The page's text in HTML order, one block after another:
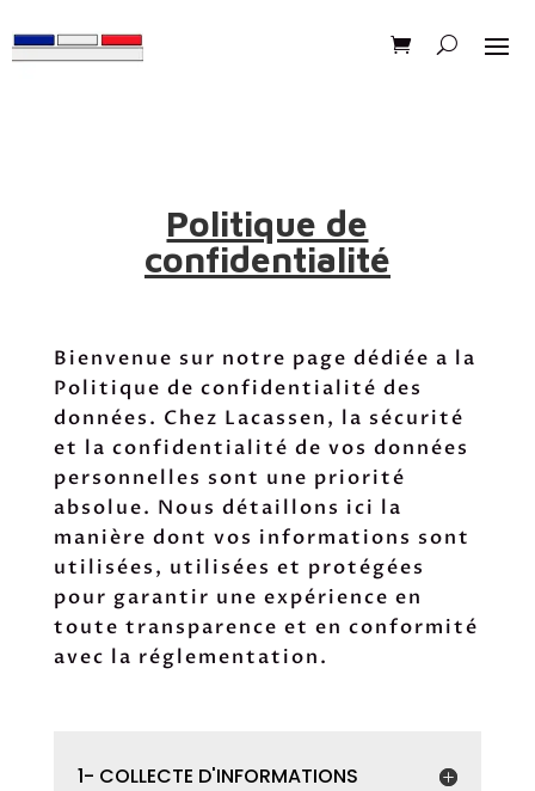
Politique de
confidentialité
Bienvenue sur notre page dédiée a la
Politique de confidentialité des
données. Chez Lacassen, la sécurité
et la confidentialité de vos données
personnelles sont une priorité
absolue. Nous détaillons ici la
manière dont vos informations sont
utilisées, utilisées et protégées
pour garantir une expérience en
toute transparence et en conformité
avec la réglementation.
1- COLLECTE D'INFORMATIONS